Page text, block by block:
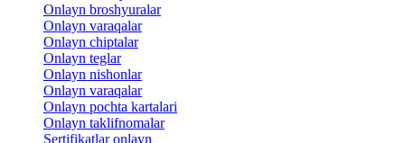
Onlayn broshyuralar
Onlayn varaqalar
Onlayn chiptalar
Onlayn teglar
Onlayn nishonlar
Onlayn varaqalar
Onlayn pochta kartalari
Onlayn taklifnomalar
Sertifikatlar onlayn